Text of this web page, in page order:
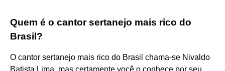
Quem é o cantor sertanejo mais rico do
Brasil?
O cantor sertanejo mais rico do Brasil chama-se Nivaldo
Batista Lima, mas certamente você o conhece por seu